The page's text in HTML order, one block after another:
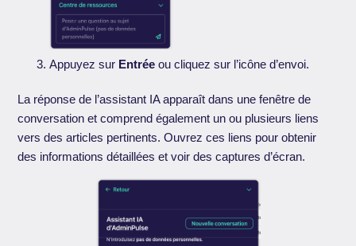
Appuyez sur Entrée ou cliquez sur l’icône d’envoi.
La réponse de l’assistant IA apparaît dans une fenêtre de
conversation et comprend également un ou plusieurs liens
vers des articles pertinents. Ouvrez ces liens pour obtenir
des informations détaillées et voir des captures d’écran.